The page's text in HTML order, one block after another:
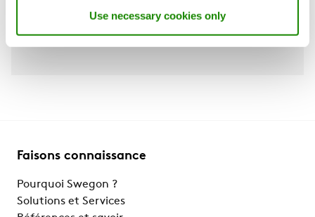
Use necessary cookies only
organisme tiers.
Faisons connaissance
Pourquoi Swegon ?
Solutions et Services